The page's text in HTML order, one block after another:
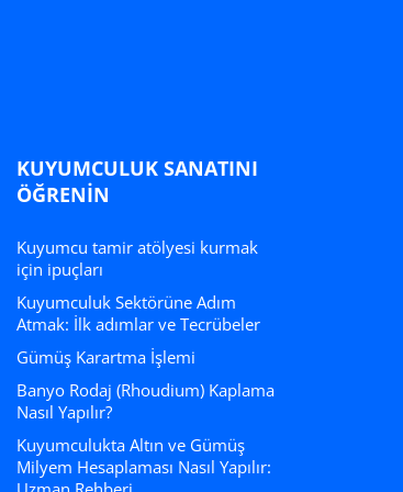
KUYUMCULUK SANATINI
ÖĞRENIN
Kuyumcu tamir atölyesi kurmak
için ipuçları
Kuyumculuk Sektörüne Adım
Atmak: İlk adımlar ve Tecrübeler
Gümüş Karartma İşlemi
Banyo Rodaj (Rhoudium) Kaplama
Nasıl Yapılır?
Kuyumculukta Altın ve Gümüş
Milyem Hesaplaması Nasıl Yapılır: